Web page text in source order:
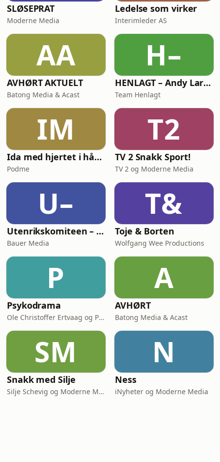
SLØSEPRAT
Moderne Media
Ledelse som virker
Interimleder AS
AA
AVHØRT AKTUELT
Batong Media & Acast
H–
HENLAGT – Andy Larsgaard
Team Henlagt
IM
Ida med hjertet i hånden
Podme
T2
TV 2 Snakk Sport!
TV 2 og Moderne Media
U–
Utenrikskomiteen – med Bogen og Græsvik
Bauer Media
T&
Toje & Borten
Wolfgang Wee Productions
P
Psykodrama
Ole Christoffer Ertvaag og Per Kjerstad & Acast
A
AVHØRT
Batong Media & Acast
SM
Snakk med Silje
Silje Schevig og Moderne Media
N
Ness
iNyheter og Moderne Media